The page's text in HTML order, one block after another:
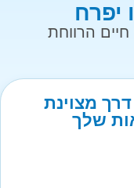
יפרח
הרווחת
מצוינת
שלך